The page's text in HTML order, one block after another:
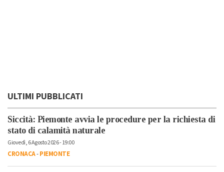
ULTIMI PUBBLICATI
Siccità: Piemonte avvia le procedure per la richiesta di
stato di calamità naturale
Giovedì, 6 Agosto 2026 - 19:00
CRONACA-PIEMONTE